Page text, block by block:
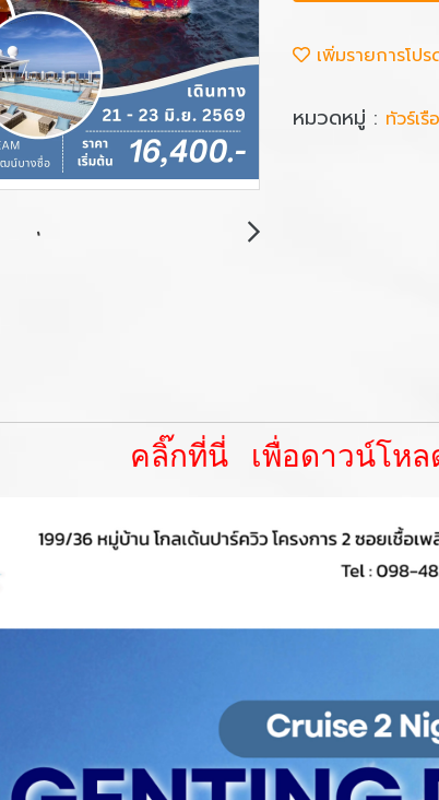
เพิ่มรายการโปร
หมวดหมู่ : ทัวร์เ
คลิ๊กที่นี่ เพื่อดาวน์โหล